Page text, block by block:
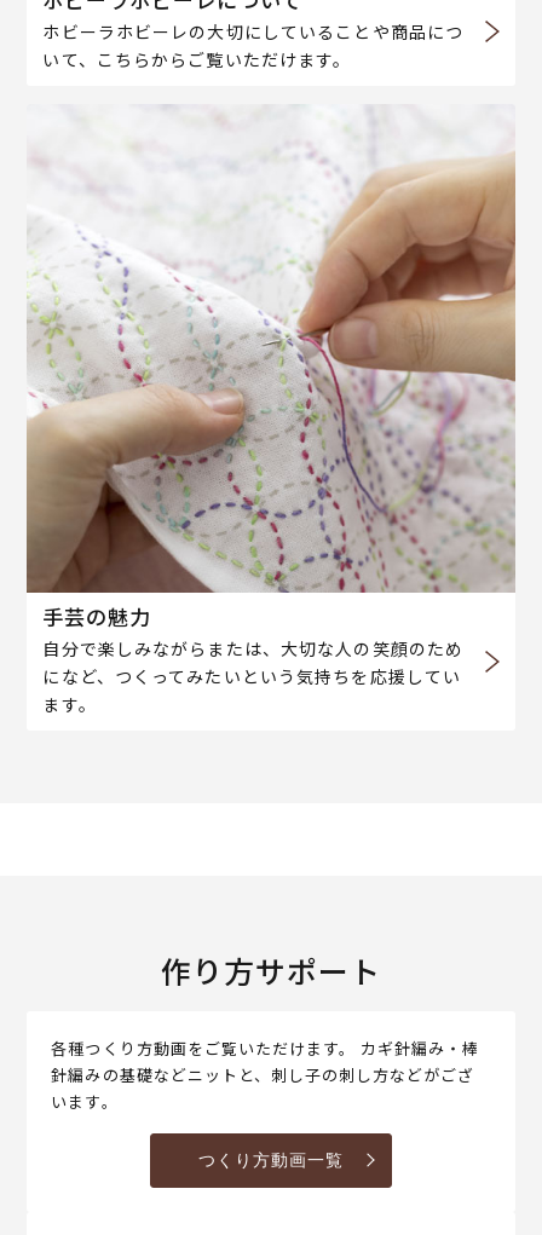
ホビーラホビーレの大切にしていることや商品につ
いて、こちらからご覧いただけます。
手芸の魅力
自分で楽しみながらまたは、大切な人の笑顔のため
になど、つくってみたいという気持ちを応援してい
ます。
作り方サポート
各種つくり方動画をご覧いただけます。 カギ針編み・棒
針編みの基礎などニットと、刺し子の刺し方などがござ
います。
つくり方動画一覧